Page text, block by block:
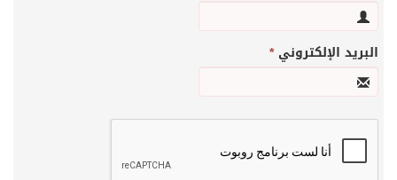
البريد الإلكتروني*